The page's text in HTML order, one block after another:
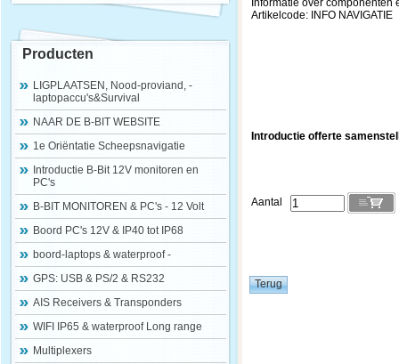
Producten
LIGPLAATSEN, Nood-proviand, -
laptopaccu's&Survival
NAAR DE B-BIT WEBSITE
1e Oriëntatie Scheepsnavigatie
Introductie B-Bit 12V monitoren en
PC's
B-BIT MONITOREN & PC's - 12 Volt
Boord PC's 12V & IP40 tot IP68
boord-laptops & waterproof -
GPS: USB & PS/2 & RS232
AIS Receivers & Transponders
WIFI IP65 & waterproof Long range
Multiplexers
Informatie over componenten
Artikelcode: INFO NAVIGATIE
Introductie offerte
Aantal